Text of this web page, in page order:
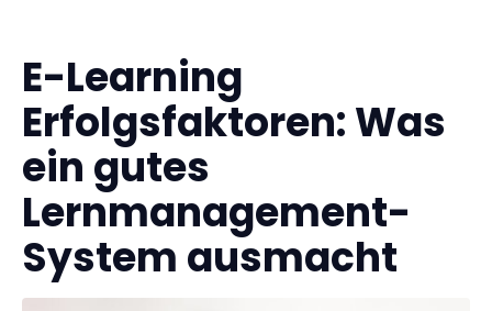
E-Learning
Erfolgsfaktoren: Was
ein gutes
Lernmanagement-
System ausmacht